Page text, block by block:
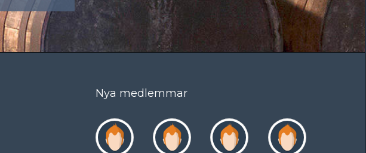
Nya medlemmar